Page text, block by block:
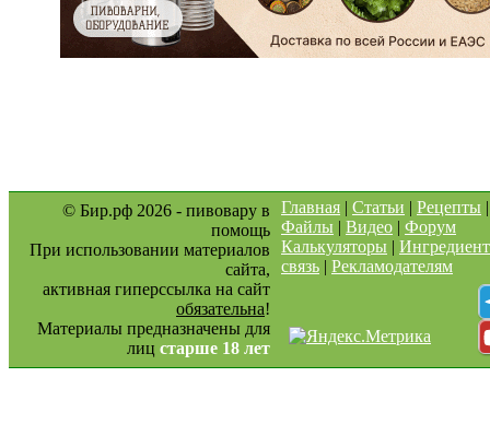
© Бир.рф 2026 - пивовару в
помощь
При использовании материалов
сайта,
активная гиперссылка на сайт
обязательна!
Материалы предназначены для
лиц старше 18 лет
Главная | Статьи | Рецепты
Файлы | Видео | Форум
Калькуляторы |
связь | Рекламодателям